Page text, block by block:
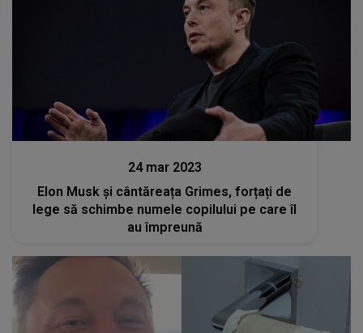
Stiri
24 mar 2023
Elon Musk și cântăreața Grimes, forțați de
lege să schimbe numele copilului pe care îl
au împreună